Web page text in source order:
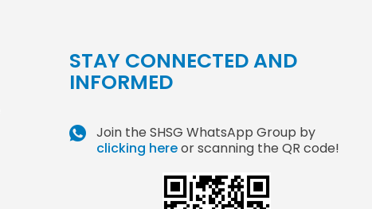
STAY CONNECTED AND
INFORMED
Join the SHSG WhatsApp Group by
clicking hereor scanning the QR code!